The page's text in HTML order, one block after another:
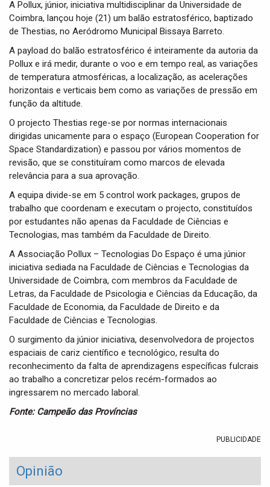
A Pollux, júnior, iniciativa multidisciplinar da Universidade de
Coimbra, lançou hoje (21) um balão estratosférico, baptizado
de Thestias, no Aeródromo Municipal Bissaya Barreto.
A payload do balão estratosférico é inteiramente da autoria da
Pollux e irá medir, durante o voo e em tempo real, as variações
de temperatura atmosféricas, a localização, as acelerações
horizontais e verticais bem como as variações de pressão em
função da altitude.
O projecto Thestias rege-se por normas internacionais
dirigidas unicamente para o espaço (European Cooperation for
Space Standardization) e passou por vários momentos de
revisão, que se constituíram como marcos de elevada
relevância para a sua aprovação.
A equipa divide-se em 5 control work packages, grupos de
trabalho que coordenam e executam o projecto, constituídos
por estudantes não apenas da Faculdade de Ciências e
Tecnologias, mas também da Faculdade de Direito.
A Associação Pollux – Tecnologias Do Espaço é uma júnior
iniciativa sediada na Faculdade de Ciências e Tecnologias da
Universidade de Coimbra, com membros da Faculdade de
Letras, da Faculdade de Psicologia e Ciências da Educação, da
Faculdade de Economia, da Faculdade de Direito e da
Faculdade de Ciências e Tecnologias.
O surgimento da júnior iniciativa, desenvolvedora de projectos
espaciais de cariz científico e tecnológico, resulta do
reconhecimento da falta de aprendizagens específicas fulcrais
ao trabalho a concretizar pelos recém-formados ao
ingressarem no mercado laboral.
Fonte: Campeão das Províncias
PUBLICIDADE
Opinião